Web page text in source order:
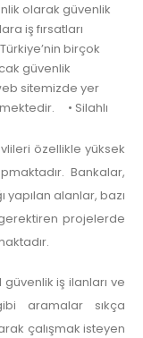
olarak güvenlik
iş fırsatları
birçok
güvenlik
sitemizde yer
• Silahlı
özellikle yüksek
Bankalar,
yapılan alanlar, bazı
projelerde
iş ilanları ve
aramalar sıkça
çalışmak isteyen